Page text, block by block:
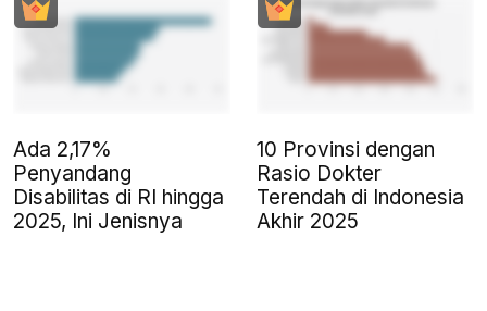
Ada 2,17%
Penyandang
Disabilitas di RI hingga
2025, Ini Jenisnya
10 Provinsi dengan
Rasio Dokter
Terendah di Indonesia
Akhir 2025